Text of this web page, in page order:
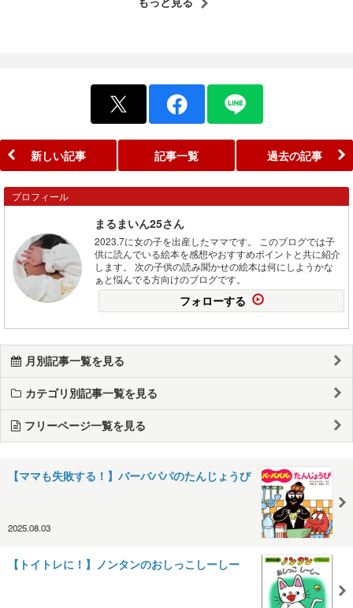
新しい記事 記事一覧 過去の記事
プロフィール
まるまいん25さん
2023.7に女の子を出産したママです。 このブログでは子
供に読んでいる絵本を感想やおすすめポイントと共に紹介
します。 次の子供の読み聞かせの絵本は何にしようかな
ぁと悩んでる方向けのブログです。
フォローする
月別記事一覧を見る
カテゴリ別記事一覧を見る
フリーページ一覧を見る
【ママも失敗する！】バーバパパのたんじょうび
2025.08.03
【トイトレに！】ノンタンのおしっこしーしー